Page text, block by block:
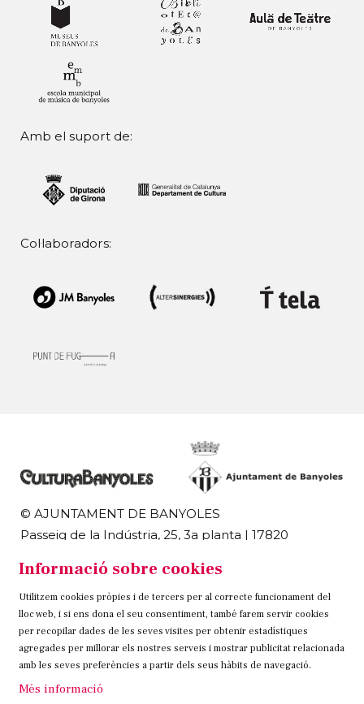
Amb el suport de:
Col·laboradors:
© AJUNTAMENT DE BANYOLES
Passeig de la Indústria, 25, 3a planta | 17820
972 58 18 48 | 972 57 00 50
Sitemap Avís Legal Ús de Cookies Contacteu
Link a instagram
Link a twitter
Link a facebook
Informació sobre cookies
Utilitzem cookies pròpies i de tercers per al correcte funcionament del
lloc web, i si ens dona el seu consentiment, també farem servir cookies
per recopilar dades de les seves visites per obtenir estadístiques
agregades per millorar els nostres serveis i mostrar publicitat relacionada
amb les seves preferències a partir dels seus hàbits de navegació.
Més informació